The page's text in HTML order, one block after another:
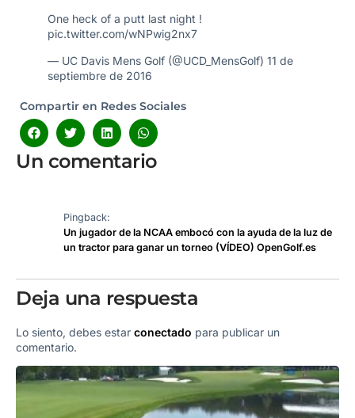
One heck of a putt last night !
pic.twitter.com/wNPwig2nx7
— UC Davis Mens Golf (@UCD_MensGolf) 11 de
septiembre de 2016
Compartir en Redes Sociales
Un comentario
Pingback:
Un jugador de la NCAA embocó con la ayuda de la luz de
un tractor para ganar un torneo (VÍDEO) OpenGolf.es
Deja una respuesta
Lo siento, debes estar conectado para publicar un
comentario.